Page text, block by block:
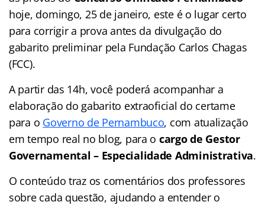
hoje, domingo, 25 de janeiro, este é o lugar certo
para corrigir a prova antes da divulgação do
gabarito preliminar pela Fundação Carlos Chagas
(FCC).
A partir das 14h, você poderá acompanhar a
elaboração do gabarito extraoficial do certame
para o Governo de Pernambuco, com atualização
em tempo real no blog, para o cargo de Gestor
Governamental – Especialidade Administrativa.
O conteúdo traz os comentários dos professores
sobre cada questão, ajudando a entender o